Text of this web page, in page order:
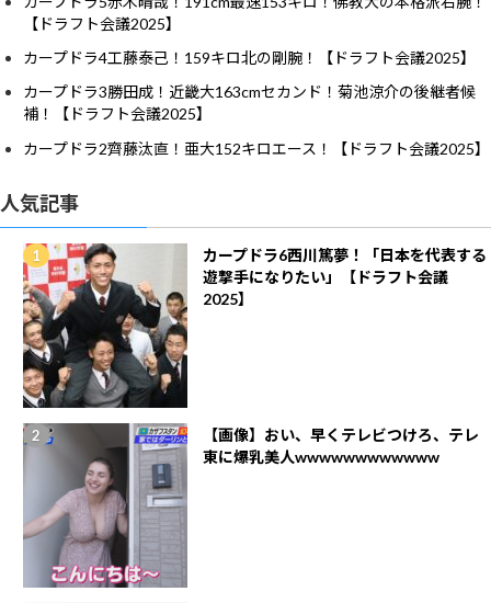
【ドラフト会議2025】
カープドラ4工藤泰己！159キロ北の剛腕！【ドラフト会議2025】
カープドラ3勝田成！近畿大163cmセカンド！菊池涼介の後継者候
補！【ドラフト会議2025】
カープドラ2齊藤汰直！亜大152キロエース！【ドラフト会議2025】
人気記事
カープドラ6西川篤夢！「日本を代表する
遊撃手になりたい」【ドラフト会議
2025】
【画像】おい、早くテレビつけろ、テレ
東に爆乳美人wwwwwwwwwwww